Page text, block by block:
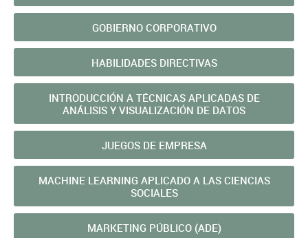
GOBIERNO CORPORATIVO
HABILIDADES DIRECTIVAS
INTRODUCCIÓN A TÉCNICAS APLICADAS DE
ANÁLISIS Y VISUALIZACIÓN DE DATOS
JUEGOS DE EMPRESA
MACHINE LEARNING APLICADO A LAS CIENCIAS
SOCIALES
MARKETING PÚBLICO (ADE)